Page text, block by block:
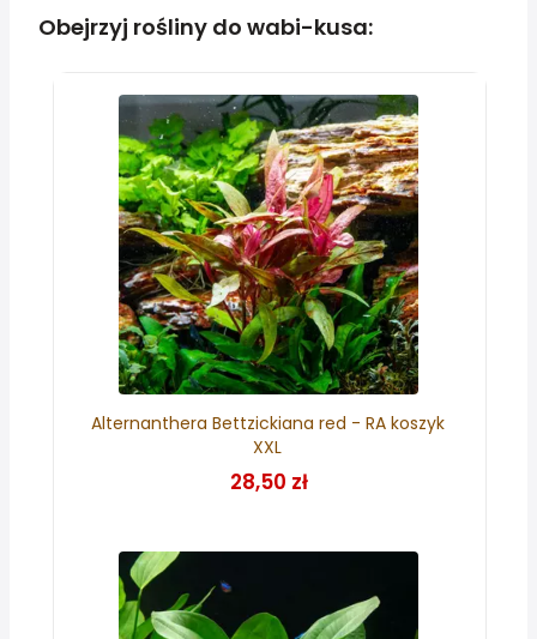
Obejrzyj rośliny do wabi-kusa:
Alternanthera Bettzickiana red - RA koszyk
XXL
28,50 zł